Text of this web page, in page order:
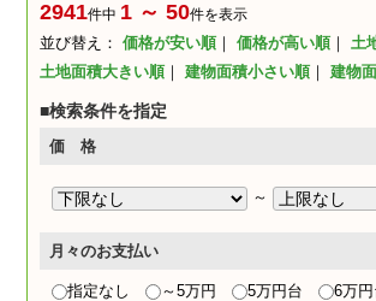
2941件中 1 ～ 50件を表示
並び替え：価格が安い順｜価格が高い順｜ 土
土地面積大きい順｜建物面積小さい順｜建物
■検索条件を指定
価 格
～
月々のお支払い
指定なし ～5万円 5万円台 6万円